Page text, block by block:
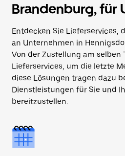
Brandenburg, für
Entdecken Sie Lieferservices,
an Unternehmen in
Von der Zustellung am selben
Lieferservices, um die letzte
diese Lösungen tragen dazu
Dienstleistungen für Sie und
bereitzustellen.